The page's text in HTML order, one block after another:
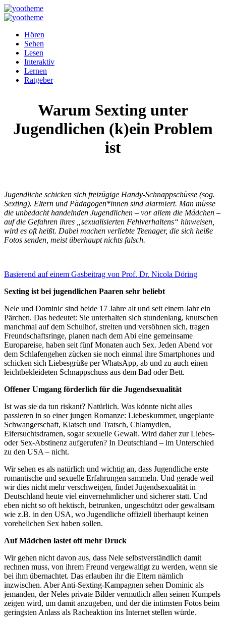
Hören
Sehen
Lesen
Interaktiv
Lernen
Ratgeber
Warum Sexting unter
Jugendlichen (k)ein Problem
ist
Jugendliche schicken sich freizügige Handy-Schnappschüsse (sog.
Sexting). Eltern und Pädagogen*innen sind alarmiert. Man müsse
die unbedacht handelnden Jugendlichen – vor allem die Mädchen –
auf die Gefahren ihres „sexualisierten Fehlverhaltens“ hinweisen,
wird es oft heißt. Dabei machen verliebte Teenager, die sich heiße
Fotos senden, meist überhaupt nichts falsch.
Basierend auf einem Gasbeitrag von Prof. Dr. Nicola Döring
Sexting ist bei jugendlichen Paaren sehr beliebt
Nele und Dominic sind beide 17 Jahre alt und seit einem Jahr ein
Pärchen. Das bedeutet: Sie unterhalten sich stundenlang, knutschen
manchmal auf dem Schulhof, streiten und versöhnen sich, tragen
Freundschaftsringe, planen nach dem Abi eine gemeinsame
Europareise, haben seit fünf Monaten auch Sex. Jeden Abend vor
dem Schlafengehen zücken sie noch einmal ihre Smartphones und
schicken sich Liebesgrüße per WhatsApp, ab und zu auch einen
leichtbekleideten Schnappschuss aus dem Bad oder Bett.
Offener Umgang förderlich für die Jugendsexualität
Ist was sie da tun riskant? Natürlich. Was könnte nicht alles
passieren in so einer jungen Romanze: Liebeskummer, ungeplante
Schwangerschaft, Klatsch und Tratsch, Chlamydien,
Eifersuchtsdramen, sogar sexuelle Gewalt. Wird daher zur Liebes-
oder Sex-Abstinenz aufgerufen? In Deutschland – im Unterschied
zu den USA – nicht.
Wir sehen es als natürlich und wichtig an, dass Jugendliche erste
romantische und sexuelle Erfahrungen sammeln. Und gerade weil
wir dies nicht mehr verschweigen, findet Jugendsexualität in
Deutschland heute viel einvernehmlicher und sicherer statt. Und
eben nicht so oft hektisch, betrunken, ungeschützt oder gewaltsam
wie z.B. in den USA, wo Jugendliche offiziell überhaupt keinen
vorehelichen Sex haben sollen.
Auf Mädchen lastet oft mehr Druck
Wir gehen nicht davon aus, dass Nele selbstverständlich damit
rechnen muss, von ihrem Freund vergewaltigt zu werden, wenn sie
bei ihm übernachtet. Das erlauben ihr die Eltern nämlich
inzwischen. Aber Anti-Sexting-Kampagnen sehen Dominic als
jemanden, der Neles private Bilder vermutlich allen seinen Kumpels
zeigen wird, um damit anzugeben, und der die intimsten Fotos beim
geringsten Anlass als Racheaktion ins Internet stellen würde.